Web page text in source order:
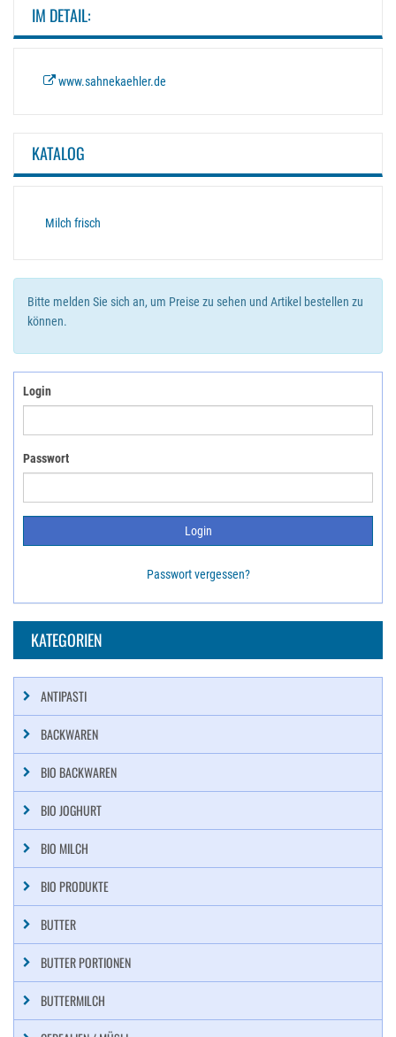
IM DETAIL:
www.sahnekaehler.de
KATALOG
Milch frisch
Bitte melden Sie sich an, um Preise zu sehen und Artikel bestellen zu
können.
Login
Passwort
Passwort vergessen?
KATEGORIEN
ANTIPASTI
BACKWAREN
BIO BACKWAREN
BIO JOGHURT
BIO MILCH
BIO PRODUKTE
BUTTER
BUTTER PORTIONEN
BUTTERMILCH